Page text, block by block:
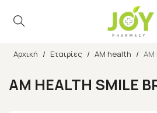
Αρχική / Εταιρίες / AM health / AM
AM HEALTH SMILE